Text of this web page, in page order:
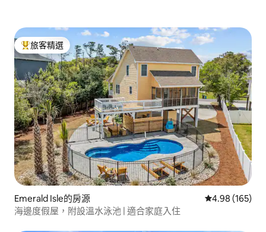
旅客精選榜首
旅客精選
Emerald Isle的房源 從 165 則評價
4.98 (165)
海邊度假屋，附設溫水泳池 | 適合家庭入住